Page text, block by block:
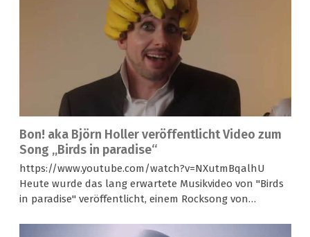
Bon! aka Björn Holler veröffentlicht Video zum
Song „Birds in paradise“
https://www.youtube.com/watch?v=NXutmBqalhU
Heute wurde das lang erwartete Musikvideo von "Birds
in paradise" veröffentlicht, einem Rocksong von…